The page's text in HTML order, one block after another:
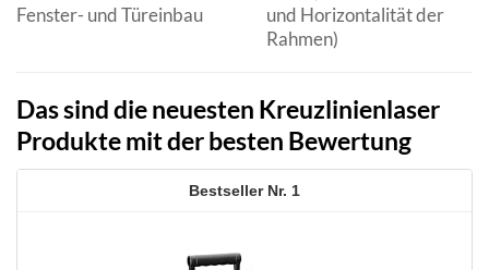
Fenster- und Türeinbau
und Horizontalität der
Rahmen)
Das sind die neuesten Kreuzlinienlaser
Produkte mit der besten Bewertung
1